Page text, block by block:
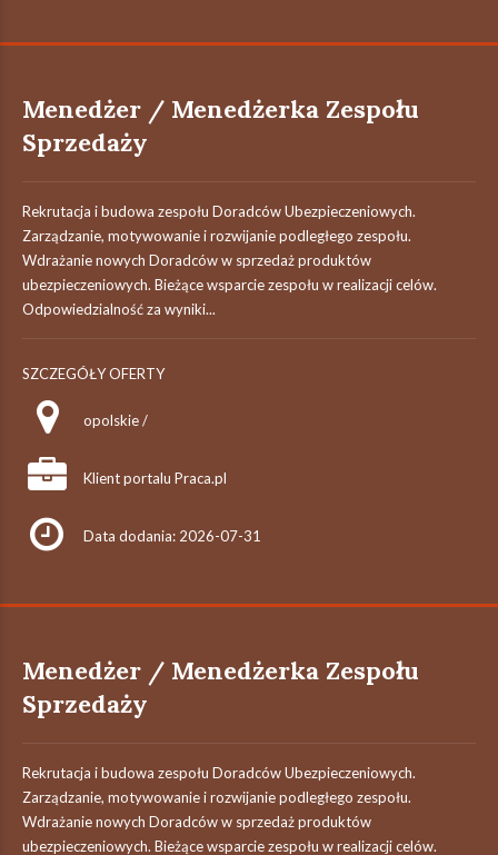
Menedżer / Menedżerka Zespołu
Sprzedaży
Rekrutacja i budowa zespołu Doradców Ubezpieczeniowych.
Zarządzanie, motywowanie i rozwijanie podległego zespołu.
Wdrażanie nowych Doradców w sprzedaż produktów
ubezpieczeniowych. Bieżące wsparcie zespołu w realizacji celów.
Odpowiedzialność za wyniki...
SZCZEGÓŁY OFERTY
opolskie /
Klient portalu Praca.pl
Data dodania: 2026-07-31
Menedżer / Menedżerka Zespołu
Sprzedaży
Rekrutacja i budowa zespołu Doradców Ubezpieczeniowych.
Zarządzanie, motywowanie i rozwijanie podległego zespołu.
Wdrażanie nowych Doradców w sprzedaż produktów
ubezpieczeniowych. Bieżące wsparcie zespołu w realizacji celów.